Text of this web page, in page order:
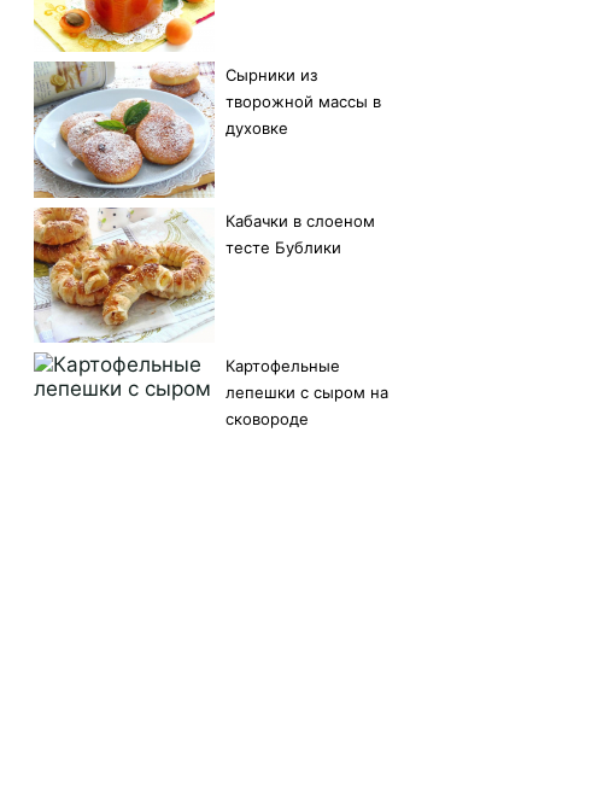
Сырники из
творожной массы в
духовке
Кабачки в слоеном
тесте Бублики
Картофельные
лепешки с сыром на
сковороде